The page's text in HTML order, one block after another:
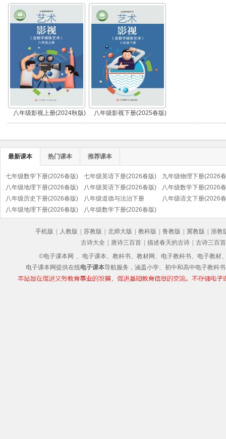
八年级影视上册(2024秋版) 八年级影视下册(2025春版)
最新课本 热门课本 推荐课本
七年级数学下册(2026春版) 七年级英语下册(2026春版)
九年级物理下册(2026
八年级地理下册(2026春版)
八年级英语下册(2026春版)
八年级数学下册(2026
八年级历史下册(2026春版)
(部编版)
八年级道德与法治下册
(2026春版)(部编版)
八年级语文下册(2026
八年级地理下册(2026春版) 八年级数学下册(2026春版)
手机版 人教版 苏教版 北师大版 教科版 鲁教版 冀教版
浙教
古诗大全
唐诗三百首 描述春天的古诗
古诗三百首
©电子课本网 、电子课本、教科书、教材网、电子教科书、电子教材
电子课本网提供在线电子课本导航服务，涵盖小学、初中和高中电子教科